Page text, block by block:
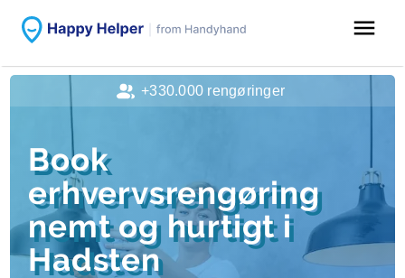
menu
Book
erhvervsrengøring
nemt og hurtigt i
Hadsten
+330.000 rengøringer